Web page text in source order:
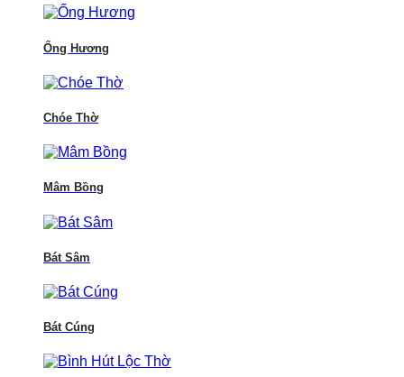
Ống Hương
Chóe Thờ
Mâm Bồng
Bát Sâm
Bát Cúng